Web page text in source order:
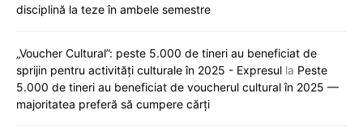
disciplină la teze în ambele semestre
„Voucher Cultural”: peste 5.000 de tineri au beneficiat de
sprijin pentru activități culturale în 2025 - Expresul la Peste
5.000 de tineri au beneficiat de voucherul cultural în 2025 —
majoritatea preferă să cumpere cărți